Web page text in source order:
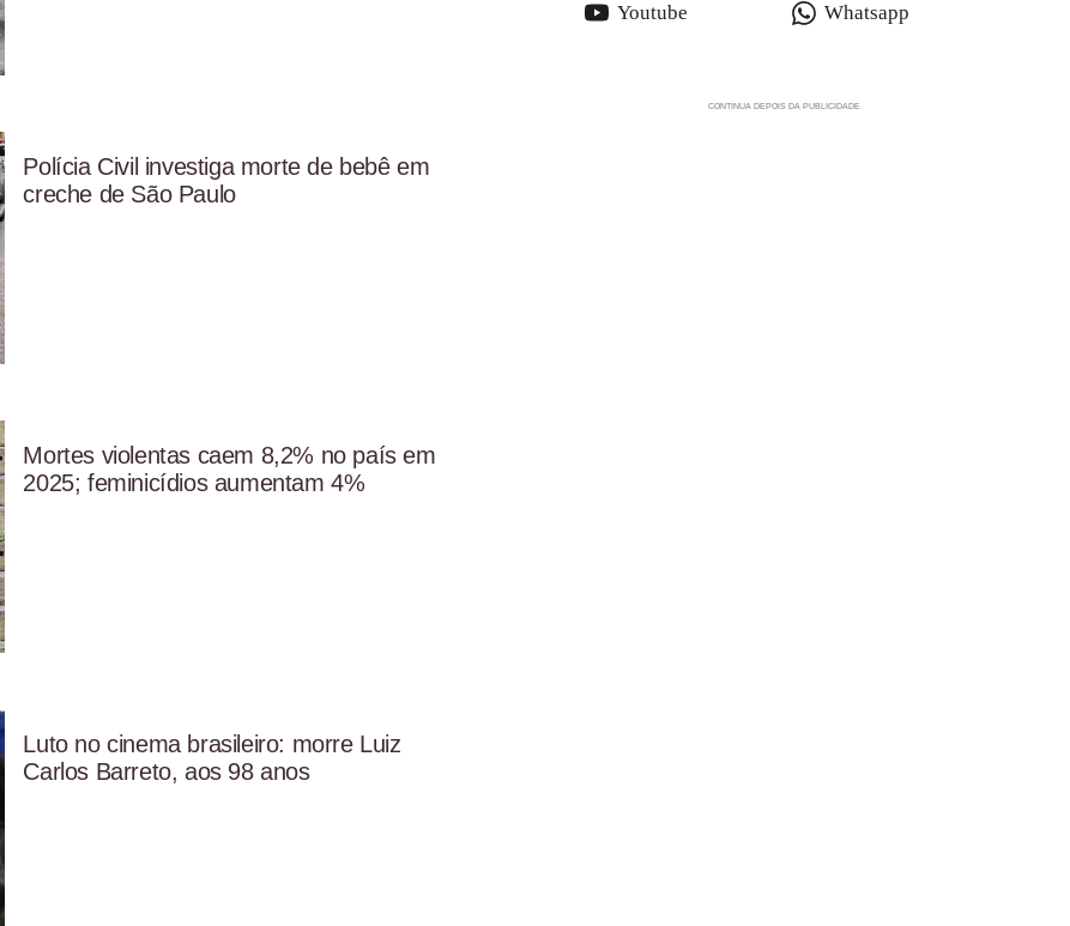
Polícia Civil investiga morte de bebê em
creche de São Paulo
Mortes violentas caem 8,2% no país em
2025; feminicídios aumentam 4%
Luto no cinema brasileiro: morre Luiz
Carlos Barreto, aos 98 anos
Youtube Whatsapp